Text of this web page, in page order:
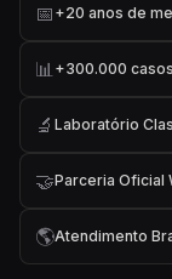
📅 +20 anos de
📊+300.000
🔬 Laboratório
🤝Parceria Oficial
🌎Atendimento